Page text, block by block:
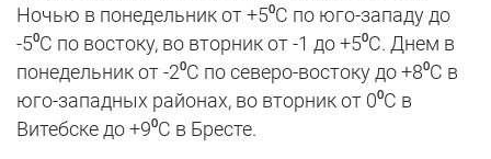
Ночью в понедельник от +5⁰С по юго-западу до
-5⁰С по востоку, во вторник от -1 до +5⁰С. Днем в
понедельник от -2⁰С по северо-востоку до +8⁰С в
юго-западных районах, во вторник от 0⁰С в
Витебске до +9⁰С в Бресте.